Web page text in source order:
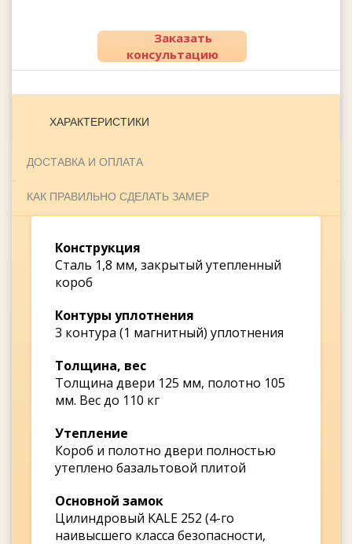
Заказать
консультацию
ХАРАКТЕРИСТИКИ
ДОСТАВКА И ОПЛАТА
КАК ПРАВИЛЬНО СДЕЛАТЬ ЗАМЕР
Конструкция
Сталь 1,8 мм, закрытый утепленный
короб
Контуры уплотнения
3 контура (1 магнитный) уплотнения
Толщина, вес
Толщина двери 125 мм, полотно 105
мм. Вес до 110 кг
Утепление
Короб и полотно двери полностью
утеплено базальтовой плитой
Основной замок
Цилиндровый KALE 252 (4-го
наивысшего класса безопасности,